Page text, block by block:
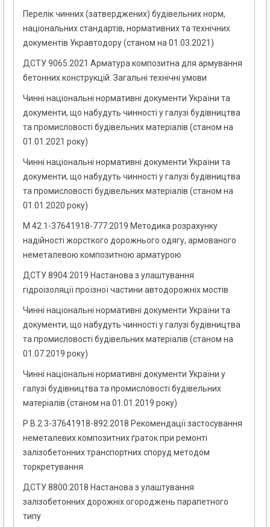
Перелік чинних (затверджених) будівельних норм,
національних стандартів, нормативних та технічних
документів Укравтодору (станом на 01.03.2021)
ДСТУ 9065:2021 Арматура композитна для армування
бетонних конструкцій. Загальні технічні умови
Чинні національні нормативні документи України та
документи, що набудуть чинності у галузі будівництва
та промисловості будівельних матеріалів (станом на
01.01.2021 року)
Чинні національні нормативні документи України та
документи, що набудуть чинності у галузі будівництва
та промисловості будівельних матеріалів (станом на
01.01.2020 року)
М 42.1-37641918-777:2019 Методика розрахунку
надійності жорсткого дорожнього одягу, армованого
неметалевою композитною арматурою
ДСТУ 8904:2019 Настанова з улаштування
гідроізоляції проїзної частини автодорожніх мостів
Чинні національні нормативні документи України та
документи, що набудуть чинності у галузі будівництва
та промисловості будівельних матеріалів (станом на
01.07.2019 року)
Чинні національні нормативні документи України у
галузі будівництва та промисловості будівельних
матеріалів (станом на 01.01.2019 року)
Р В.2.3-37641918-892:2018 Рекомендації застосування
неметалевих композитних ґраток при ремонті
залізобетонних транспортних споруд методом
торкретування
ДСТУ 8800:2018 Настанова з улаштування
залізобетонних дорожніх огороджень парапетного
типу